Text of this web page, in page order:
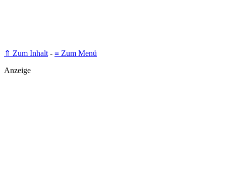
⇑ Zum Inhalt - ≡ Zum Menü
Anzeige